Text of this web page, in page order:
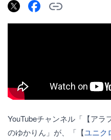
YouTubeチャンネル「【アラ
のゆかりん」が、「【ユニク